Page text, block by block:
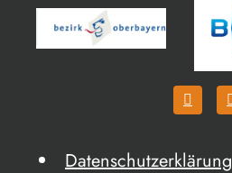
Datenschutzerklärung